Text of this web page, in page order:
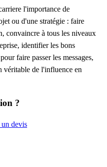
l'importance de
ou d'une stratégie : faire
convaincre à tous les niveaux
identifier les bons
faire passer les messages,
véritable de l'influence en
?
devis